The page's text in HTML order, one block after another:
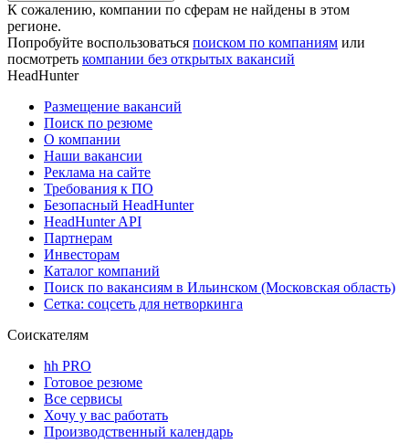
К сожалению, компании по сферам не найдены в этом
регионе.
Попробуйте воспользоваться поиском по компаниям или
посмотреть компании без открытых вакансий
HeadHunter
Размещение вакансий
Поиск по резюме
О компании
Наши вакансии
Реклама на сайте
Требования к ПО
Безопасный HeadHunter
HeadHunter API
Партнерам
Инвесторам
Каталог компаний
Поиск по вакансиям в Ильинском (Московская область)
Сетка: соцсеть для нетворкинга
Соискателям
hh PRO
Готовое резюме
Все сервисы
Хочу у вас работать
Производственный календарь